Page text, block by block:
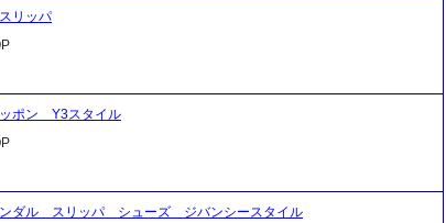
リッパ
ポン Y3スタイル
ンダル スリッパ シューズ ジバンシースタイル